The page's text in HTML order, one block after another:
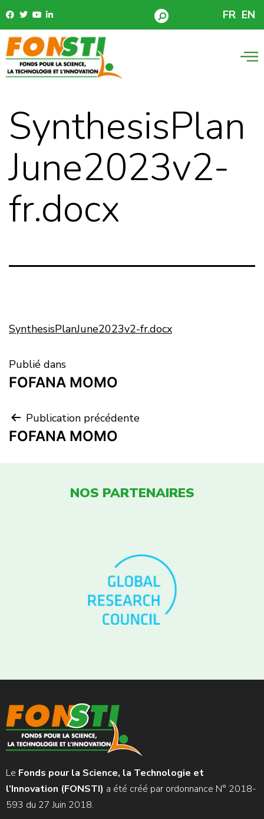
FR EN
SynthesisPlan
June2023v2-
fr.docx
SynthesisPlanJune2023v2-fr.docx
Publié dans
FOFANA MOMO
Publication précédente
FOFANA MOMO
NOS PARTENAIRES
Le Fonds pour la Science, la Technologie et
l’Innovation (FONSTI) a été créé par ordonnance N° 2018-
593 du 27 Juin 2018.